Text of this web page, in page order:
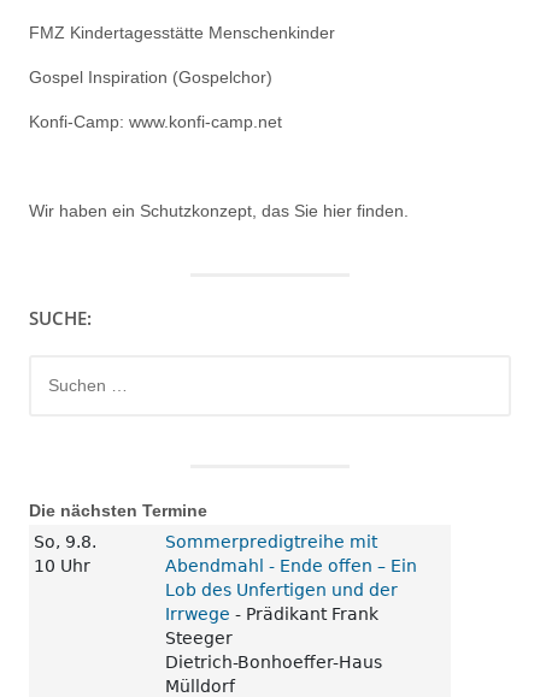
FMZ Kindertagesstätte Menschenkinder
Gospel Inspiration (Gospelchor)
Konfi-Camp: www.konfi-camp.net
Wir haben ein Schutzkonzept, das Sie hier finden.
SUCHE:
nach:
Die nächsten Termine